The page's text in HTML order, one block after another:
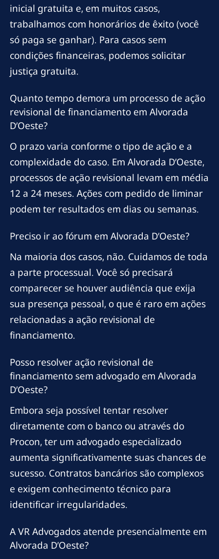
inicial gratuita e, em muitos casos,
trabalhamos com honorários de êxito (você
só paga se ganhar). Para casos sem
condições financeiras, podemos solicitar
justiça gratuita.
Quanto tempo demora um processo de ação
revisional de financiamento em Alvorada
D’Oeste?
O prazo varia conforme o tipo de ação e a
complexidade do caso. Em Alvorada D’Oeste,
processos de ação revisional levam em média
12 a 24 meses. Ações com pedido de liminar
podem ter resultados em dias ou semanas.
Preciso ir ao fórum em Alvorada D’Oeste?
Na maioria dos casos, não. Cuidamos de toda
a parte processual. Você só precisará
comparecer se houver audiência que exija
sua presença pessoal, o que é raro em ações
relacionadas a ação revisional de
financiamento.
Posso resolver ação revisional de
financiamento sem advogado em Alvorada
D’Oeste?
Embora seja possível tentar resolver
diretamente com o banco ou através do
Procon, ter um advogado especializado
aumenta significativamente suas chances de
sucesso. Contratos bancários são complexos
e exigem conhecimento técnico para
identificar irregularidades.
A VR Advogados atende presencialmente em
Alvorada D’Oeste?